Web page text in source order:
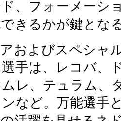
、フォーメーシ
きるかが鍵とな
およびスペシャ
手は、レコバ、
レ、テュラム、
など。万能選手